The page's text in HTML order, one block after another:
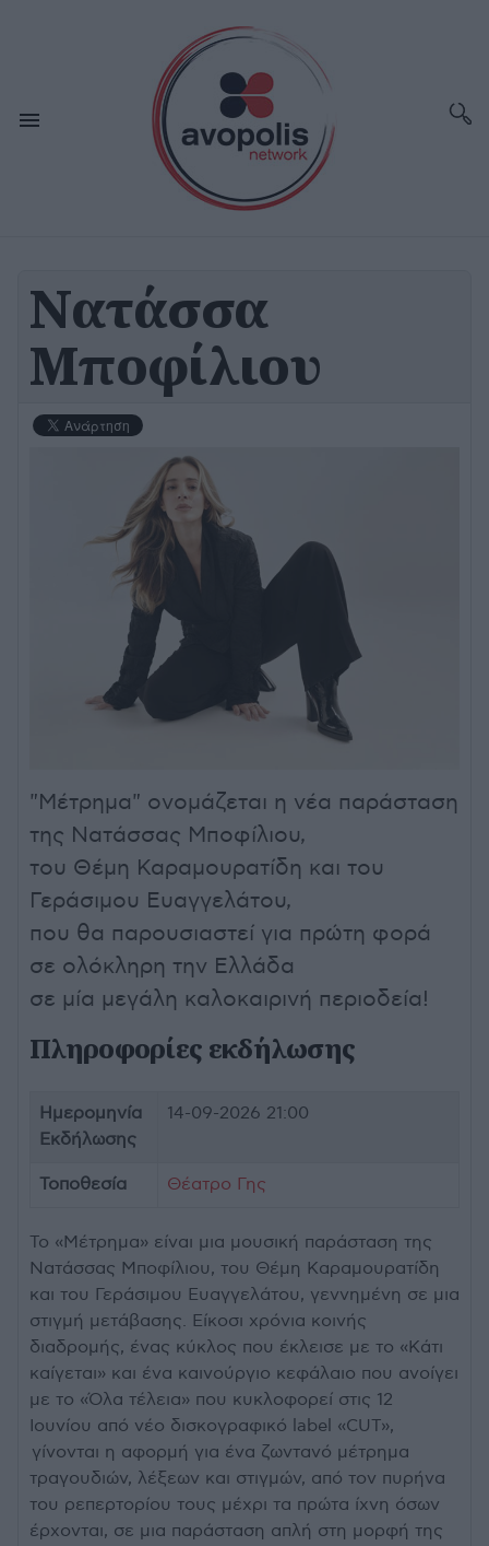
Νατάσσα
Μποφίλιου
"Μέτρημα" ονομάζεται η νέα παράσταση
της Νατάσσας Μποφίλιου,
του Θέμη Καραμουρατίδη και του
Γεράσιμου Ευαγγελάτου,
που θα παρουσιαστεί για πρώτη φορά
σε ολόκληρη την Ελλάδα
σε μία μεγάλη καλοκαιρινή περιοδεία!
Πληροφορίες εκδήλωσης
Ημερομηνία
Εκδήλωσης
14-09-2026 21:00
Τοποθεσία Θέατρο Γης
Το «Μέτρημα» είναι μια μουσική παράσταση της
Νατάσσας Μποφίλιου, του Θέμη Καραμουρατίδη
και του Γεράσιμου Ευαγγελάτου, γεννημένη σε μια
στιγμή μετάβασης. Είκοσι χρόνια κοινής
διαδρομής, ένας κύκλος που έκλεισε με το «Κάτι
καίγεται» και ένα καινούργιο κεφάλαιο που ανοίγει
με το «Όλα τέλεια» που κυκλοφορεί στις 12
Ιουνίου από νέο δισκογραφικό label «CUT»,
γίνονται η αφορμή για ένα ζωντανό μέτρημα
τραγουδιών, λέξεων και στιγμών, από τον πυρήνα
του ρεπερτορίου τους μέχρι τα πρώτα ίχνη όσων
έρχονται, σε μια παράσταση απλή στη μορφή της